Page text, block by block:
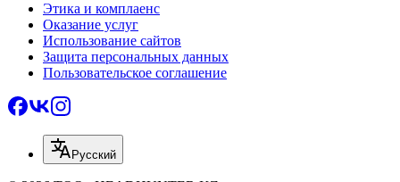
Этика и комплаенс
Оказание услуг
Использование сайтов
Защита персональных данных
Пользовательское соглашение
Русский